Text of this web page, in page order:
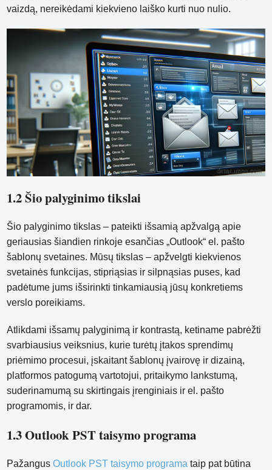
vaizdą, nereikėdami kiekvieno laiško kurti nuo nulio.
1.2 Šio palyginimo tikslai
Šio palyginimo tikslas – pateikti išsamią apžvalgą apie
geriausias šiandien rinkoje esančias „Outlook“ el. pašto
šablonų svetaines. Mūsų tikslas – apžvelgti kiekvienos
svetainės funkcijas, stipriąsias ir silpnąsias puses, kad
padėtume jums išsirinkti tinkamiausią jūsų konkretiems
verslo poreikiams.
Atlikdami išsamų palyginimą ir kontrastą, ketiname pabrėžti
svarbiausius veiksnius, kurie turėtų įtakos sprendimų
priėmimo procesui, įskaitant šablonų įvairovę ir dizainą,
platformos patogumą vartotojui, pritaikymo lankstumą,
suderinamumą su skirtingais įrenginiais ir el. pašto
programomis, ir dar.
1.3 Outlook PST taisymo programa
PažangusOutlook PST taisymo programa taip pat būtina